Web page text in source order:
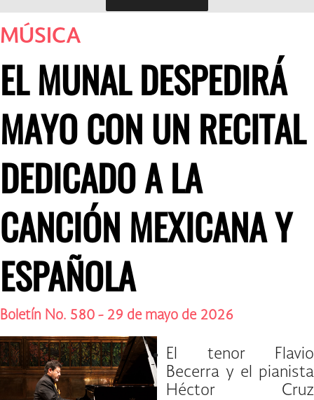
MÚSICA
EL MUNAL DESPEDIRÁ
MAYO CON UN RECITAL
DEDICADO A LA
CANCIÓN MEXICANA Y
ESPAÑOLA
Boletín No. 580 - 29 de mayo de 2026
El tenor Flavio
Becerra y el pianista
Héctor Cruz